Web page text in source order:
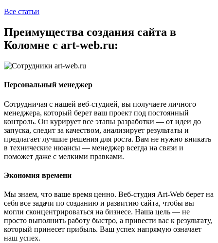
Все статьи
Преимущества создания сайта в
Коломне с art-web.ru:
Персональный менеджер
Сотрудничая с нашей веб-студией, вы получаете личного
менеджера, который берет ваш проект под постоянный
контроль. Он курирует все этапы разработки — от идеи до
запуска, следит за качеством, анализирует результаты и
предлагает лучшие решения для роста. Вам не нужно вникать
в технические нюансы — менеджер всегда на связи и
поможет даже с мелкими правками.
Экономия времени
Мы знаем, что ваше время ценно. Веб-студия Art-Web берет на
себя все задачи по созданию и развитию сайта, чтобы вы
могли сконцентрироваться на бизнесе. Наша цель — не
просто выполнить работу быстро, а привести вас к результату,
который принесет прибыль. Ваш успех напрямую означает
наш успех.